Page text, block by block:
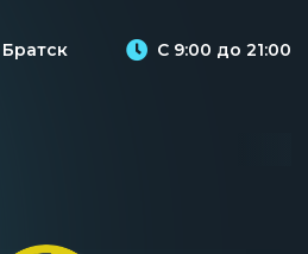
Братск С 9:00 до 21:00